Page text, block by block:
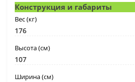
Конструкция и габариты
Вес (кг)
176
Высота (см)
107
Ширина (см)